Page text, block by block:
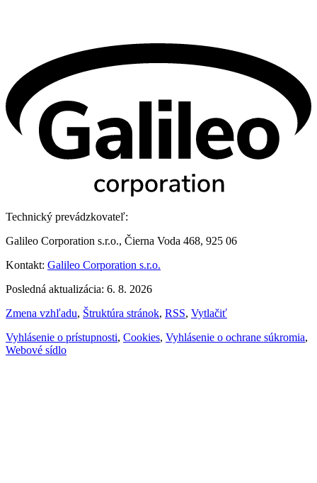
Technický prevádzkovateľ:
Galileo Corporation s.r.o., Čierna Voda 468, 925 06
Kontakt: Galileo Corporation s.r.o.
Posledná aktualizácia: 6. 8. 2026
Zmena vzhľadu, Štruktúra stránok, RSS, Vytlačiť
Vyhlásenie o prístupnosti, Cookies, Vyhlásenie o ochrane súkromia,
Webové sídlo